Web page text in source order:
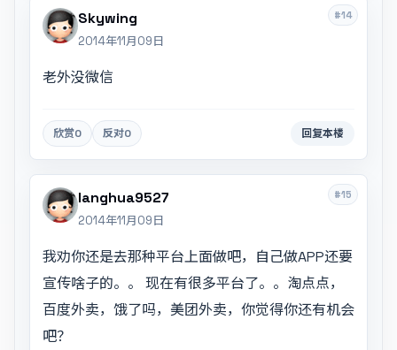
#14
Skywing
2014年11月09日
老外没微信
欣赏0 反对0 回复本楼
#15
langhua9527
2014年11月09日
我劝你还是去那种平台上面做吧，自己做APP还要
宣传啥子的。。 现在有很多平台了。。淘点点，
百度外卖，饿了吗，美团外卖，你觉得你还有机会
吧？